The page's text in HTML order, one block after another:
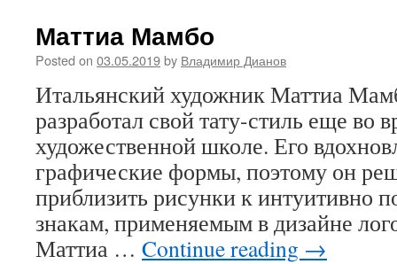
Маттиа Мамбо
Posted on 03.05.2019by Владимир Дианов
Итальянский художник Маттиа
разработал свой тату-стиль еще во
художественной школе. Его
графические формы, поэтому он
приблизить рисунки к интуитивно
знакам, применяемым в дизайне
Маттиа … Continue reading →